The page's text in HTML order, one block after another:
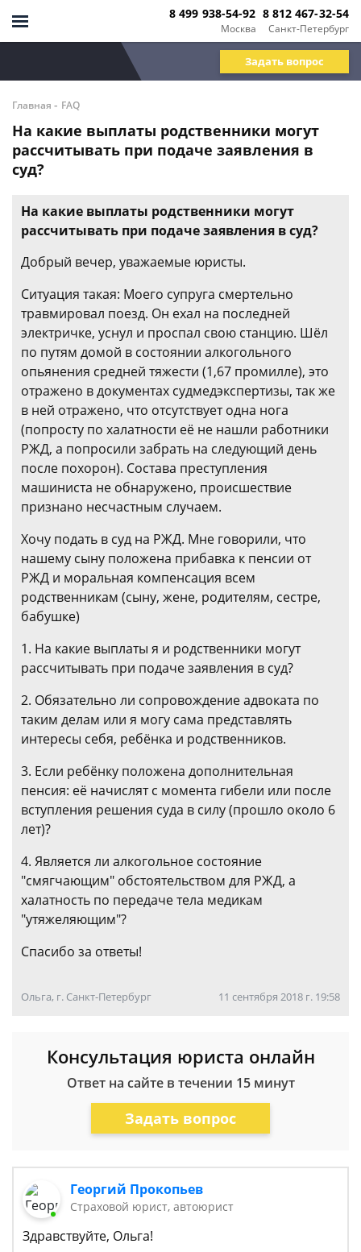
Москва
8 499 938-54-92
Санкт-Петербург
8 812 467-32-54
Задать вопрос
Главная - FAQ
На какие выплаты родственники могут
рассчитывать при подаче заявления в
суд?
На какие выплаты родственники могут
рассчитывать при подаче заявления в суд?
Добрый вечер, уважаемые юристы.
Ситуация такая: Моего супруга смертельно
травмировал поезд. Он ехал на последней
электричке, уснул и проспал свою станцию. Шёл
по путям домой в состоянии алкогольного
опьянения средней тяжести (1,67 промилле), это
отражено в документах судмедэкспертизы, так же
в ней отражено, что отсутствует одна нога
(попросту по халатности её не нашли работники
РЖД, а попросили забрать на следующий день
после похорон). Состава преступления
машиниста не обнаружено, происшествие
признано несчастным случаем.
Хочу подать в суд на РЖД. Мне говорили, что
нашему сыну положена прибавка к пенсии от
РЖД и моральная компенсация всем
родственникам (сыну, жене, родителям, сестре,
бабушке)
1. На какие выплаты я и родственники могут
рассчитывать при подаче заявления в суд?
2. Обязательно ли сопровождение адвоката по
таким делам или я могу сама представлять
интересы себя, ребёнка и родственников.
3. Если ребёнку положена дополнительная
пенсия: её начислят с момента гибели или после
вступления решения суда в силу (прошло около 6
лет)?
4. Является ли алкогольное состояние
"смягчающим" обстоятельством для РЖД, а
халатность по передаче тела медикам
"утяжеляющим"?
Спасибо за ответы!
Ольга, г. Санкт-Петербург 11 сентября 2018 г. 19:58
Консультация юриста онлайн
Ответ на сайте в течении 15 минут
Задать вопрос
Георгий Прокопьев
Страховой юрист, автоюрист
Здравствуйте, Ольга!